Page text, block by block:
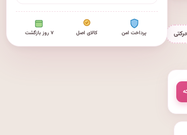
پرداخت امن کالای اصل ۷ روز بازگشت